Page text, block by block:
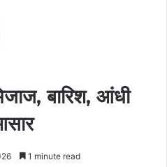
बारिश, आंधी
1 minute read